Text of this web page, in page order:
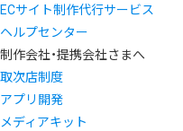
ECサイト制作代行サービス
ヘルプセンター
制作会社・提携会社さまへ
取次店制度
アプリ開発
メディアキット